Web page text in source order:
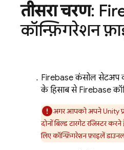
तीसरा चरण:
कॉन्फ़िगरेशन
Firebaseकंसोल सेटअप
के हिसाब से Firebase
अगर आपको अपने Unity
दोनों बिल्ड टारगेट रजिस्टर
लिए कॉन्फ़िगरेशन फ़ाइलें